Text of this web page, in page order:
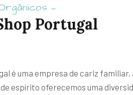
~
Portugal
é uma empresa de cariz
espírito oferecemos uma